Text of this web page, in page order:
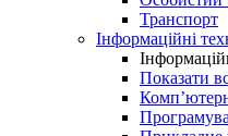
Транспорт
Інформаційні
Показати